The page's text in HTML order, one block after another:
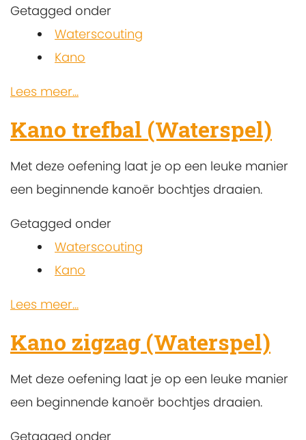
Getagged onder
Waterscouting
Kano
Lees meer...
Kano trefbal (Waterspel)
Met deze oefening laat je op een leuke manier
een beginnende kanoër bochtjes draaien.
Getagged onder
Waterscouting
Kano
Lees meer...
Kano zigzag (Waterspel)
Met deze oefening laat je op een leuke manier
een beginnende kanoër bochtjes draaien.
Getagged onder